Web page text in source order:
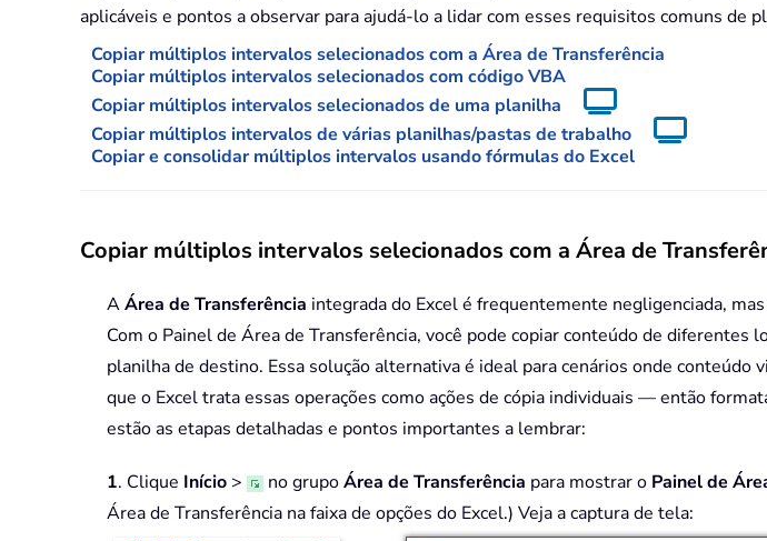
aplicáveis e pontos a observar para ajudá-lo a lidar com esses requisitos comuns de
Copiar múltiplos intervalos selecionados com a Área de Transferência
Copiar múltiplos intervalos selecionados com código VBA
Copiar múltiplos intervalos selecionados de uma planilha
Copiar múltiplos intervalos de várias planilhas/pastas de trabalho
Copiar e consolidar múltiplos intervalos usando fórmulas do Excel
Copiar múltiplos intervalos selecionados com a Área de
AÁrea de Transferência integrada do Excel é frequentemente negligenciada,
Com o Painel de Área de Transferência, você pode copiar conteúdo de
planilha de destino. Essa solução alternativa é ideal para cenários onde
que o Excel trata essas operações como ações de cópia individuais — então
estão as etapas detalhadas e pontos importantes a lembrar:
1. Clique Início > no grupoÁrea de Transferência para mostrar o Painel de
Área de Transferência na faixa de opções do Excel.) Veja a captura de tela: